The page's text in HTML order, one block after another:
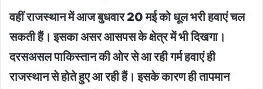
वहीं राजस्थान में आज बुधवार 20 मई को धूल भरी हवाएं चल
सकती हैं। इसका असर आसपस के क्षेत्र में भी दिखगा।
दरसअसल पाकिस्तान की ओर से आ रही गर्म हवाएं ही
राजस्थान से होते हुए आ रही हैं। इसके कारण ही तापमान